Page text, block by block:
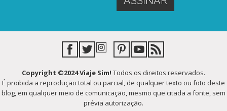
Copyright ©2024 Viaje Sim! Todos os direitos reservados.
É proibida a reprodução total ou parcial, de qualquer texto ou foto deste
blog, em qualquer meio de comunicação, mesmo que citada a fonte, sem
prévia autorização.